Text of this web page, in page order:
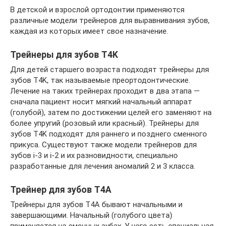
В детской и взрослой ортодонтии применяются
различные модели трейнеров для выравнивания зубов,
каждая из которых имеет свое назначение.
Трейнеры для зубов T4K
Для детей старшего возраста подходят трейнеры для
зубов T4K, так называемые преортодонтические.
Лечение на таких трейнерах проходит в два этапа —
сначала пациент носит мягкий начальный аппарат
(голубой), затем по достижении целей его заменяют на
более упругий (розовый или красный). Трейнеры для
зубов T4K подходят для раннего и позднего сменного
прикуса. Существуют также модели трейнеров для
зубов i-3 и i-2 и их разновидности, специально
разработанные для лечения аномалий 2 и 3 класса.
Трейнер для зубов T4A
Трейнеры для зубов T4A бывают начальными и
завершающими. Начальный (голубого цвета)